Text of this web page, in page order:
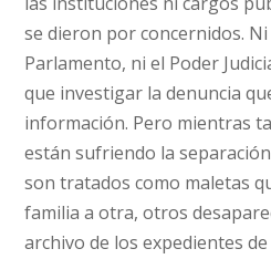
se dieron por concernidos.
Parlamento, ni el Poder
que investigar la denuncia
información. Pero mientras
están sufriendo la
son tratados como maletas
familia a otra, otros
archivo de los expedientes